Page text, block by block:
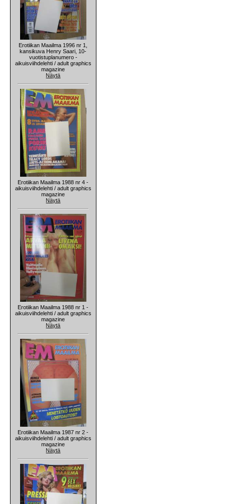
Erotiikan Maailma 1996 nr 1,
kansikuva Henry Saari, 10-
vuotistuplanumero -
aikuisviihdelehti / adult graphics
magazine
Näytä
Erotiikan Maailma 1988 nr 4 -
aikuisviihdelehti / adult graphics
magazine
Näytä
Erotiikan Maailma 1988 nr 1 -
aikuisviihdelehti / adult graphics
magazine
Näytä
Erotiikan Maailma 1987 nr 2 -
aikuisviihdelehti / adult graphics
magazine
Näytä